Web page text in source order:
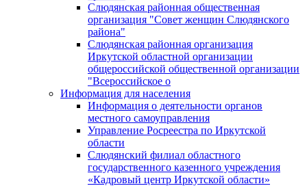
Слюдянская районная общественная
организация "Совет женщин Слюдянского
района"
Слюдянская районная организация
Иркутской областной организации
общероссийской общественной организации
"Всероссийское о
Информация для населения
Информация о деятельности органов
местного самоуправления
Управление Росреестра по Иркутской
области
Слюдянский филиал областного
государственного казенного учреждения
«Кадровый центр Иркутской области»